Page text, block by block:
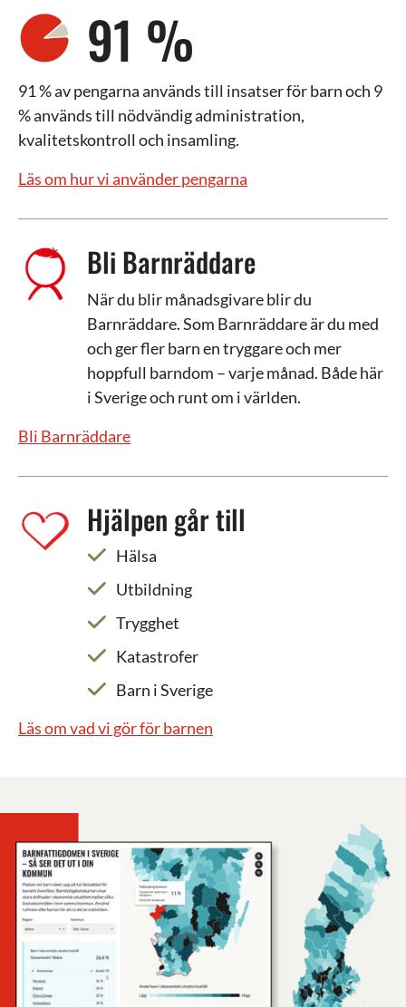
91 %
91 % av pengarna används till insatser för barn och 9
% används till nödvändig administration,
kvalitetskontroll och insamling.
Läs om hur vi använder pengarna
Bli Barnräddare
När du blir månadsgivare blir du
Barnräddare. Som Barnräddare är du med
och ger fler barn en tryggare och mer
hoppfull barndom – varje månad. Både här
i Sverige och runt om i världen.
Bli Barnräddare
Hjälpen går till
Hälsa
Utbildning
Trygghet
Katastrofer
Barn i Sverige
Läs om vad vi gör för barnen